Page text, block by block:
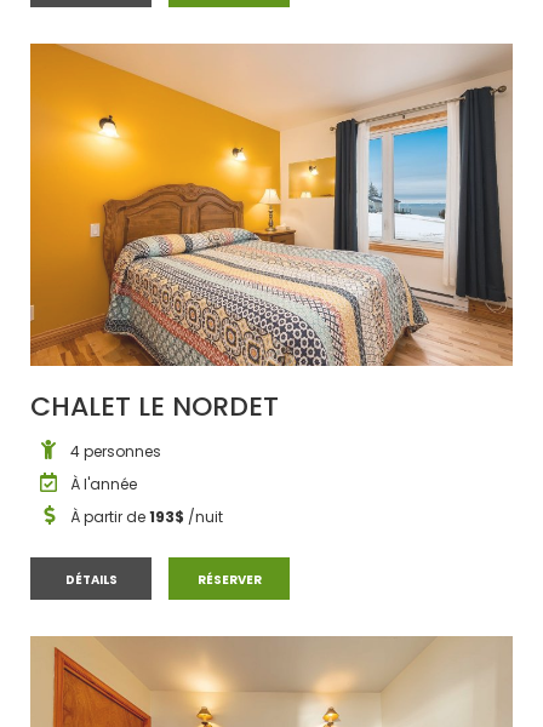
CHALET LE NORDET
4 personnes
À l'année
À partir de193$ /nuit
DÉTAILSCHALET LE NORDET
RÉSERVERCHALET LE NORDET